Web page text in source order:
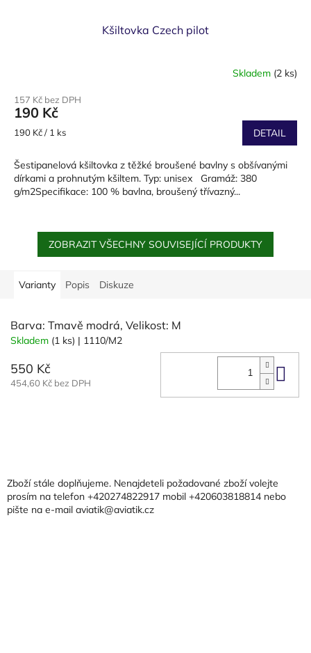
Kšiltovka Czech pilot
Skladem (2 ks)
157 Kč bez DPH
190 Kč
Měrná
190 Kč / 1 ks DETAIL
Šestipanelová kšiltovka z těžké broušené bavlny s obšívanými
dírkami a prohnutým kšiltem. Typ: unisex Gramáž: 380
g/m2Specifikace: 100 % bavlna, broušený třívazný...
ZOBRAZIT VŠECHNY SOUVISEJÍCÍ PRODUKTY
Varianty Popis Diskuze
Barva: Tmavě modrá, Velikost: M
Skladem (1 ks) | 1110/M2
550 Kč
454,60 Kč bez DPH Do
aZboží stále doplňujeme. Nenajdeteli požadované zboží volejte
prosím na telefon +420274822917 mobil +420603818814 nebo
pište na e-mail aviatik@aviatik.cz